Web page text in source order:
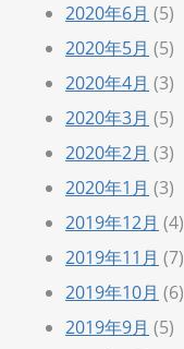
2020年6月 (5)
2020年5月 (5)
2020年4月 (3)
2020年3月 (5)
2020年2月 (3)
2020年1月 (3)
2019年12月 (4)
2019年11月 (7)
2019年10月 (6)
2019年9月 (5)